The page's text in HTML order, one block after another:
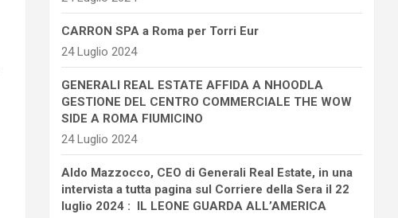
CARRON SPA a Roma per Torri Eur
24 Luglio 2024
GENERALI REAL ESTATE AFFIDA A NHOODLA
GESTIONE DEL CENTRO COMMERCIALE THE WOW
SIDE A ROMA FIUMICINO
24 Luglio 2024
Aldo Mazzocco, CEO di Generali Real Estate, in una
intervista a tutta pagina sul Corriere della Sera il 22
luglio 2024 : IL LEONE GUARDA ALL’AMERICA